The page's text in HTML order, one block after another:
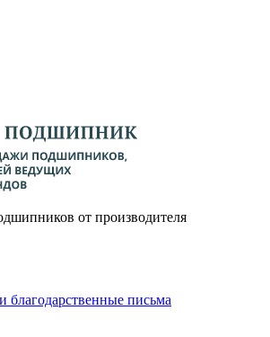
от производителя
благодарственные письма